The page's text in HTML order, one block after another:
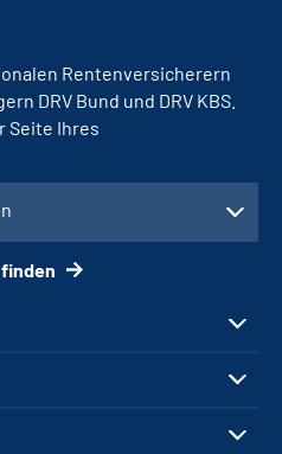
Rentenversicherern
DRV Bund und DRV KBS.
Seite Ihres